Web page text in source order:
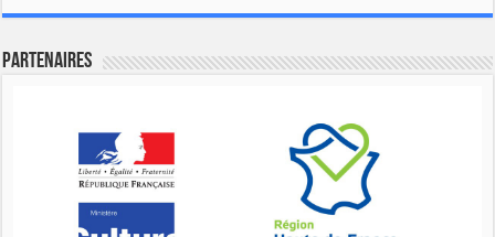
Partenaires